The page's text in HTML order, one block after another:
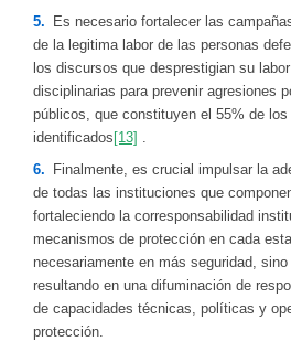
Es necesario fortalecer las
de la legitima labor de las personas
los discursos que desprestigian su
disciplinarias para prevenir agresiones
públicos, que constituyen el 55% de los
identificados [13]
Finalmente, es crucial impulsar la
de todas las instituciones que
fortaleciendo la corresponsabilidad
mecanismos de protección en cada
necesariamente en más seguridad,
resultando en una difuminación de
de capacidades técnicas, políticas y
protección.